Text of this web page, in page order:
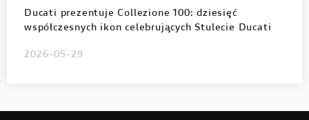
Ducati prezentuje Collezione 100: dziesięć
współczesnych ikon celebrujących Stulecie Ducati
2026-05-29